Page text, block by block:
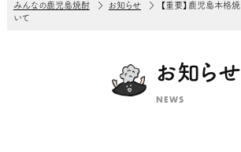
みんなの鹿児島焼酎 お知らせ
【重要】鹿児島本格
いて
お知らせ
NEWS